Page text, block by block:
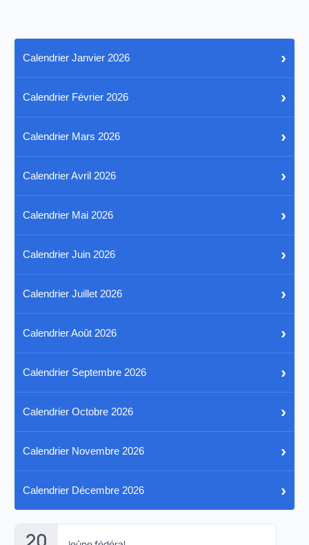
Calendrier Janvier 2026 ›
Calendrier Février 2026 ›
Calendrier Mars 2026 ›
Calendrier Avril 2026 ›
Calendrier Mai 2026 ›
Calendrier Juin 2026 ›
Calendrier Juillet 2026 ›
Calendrier Août 2026 ›
Calendrier Septembre 2026 ›
Calendrier Octobre 2026 ›
Calendrier Novembre 2026 ›
Calendrier Décembre 2026 ›